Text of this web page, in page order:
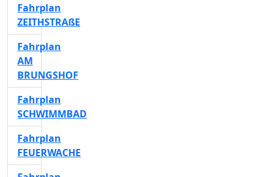
Fahrplan
ZEITHSTRAßE
Fahrplan
AM
BRUNGSHOF
Fahrplan
SCHWIMMBAD
Fahrplan
FEUERWACHE